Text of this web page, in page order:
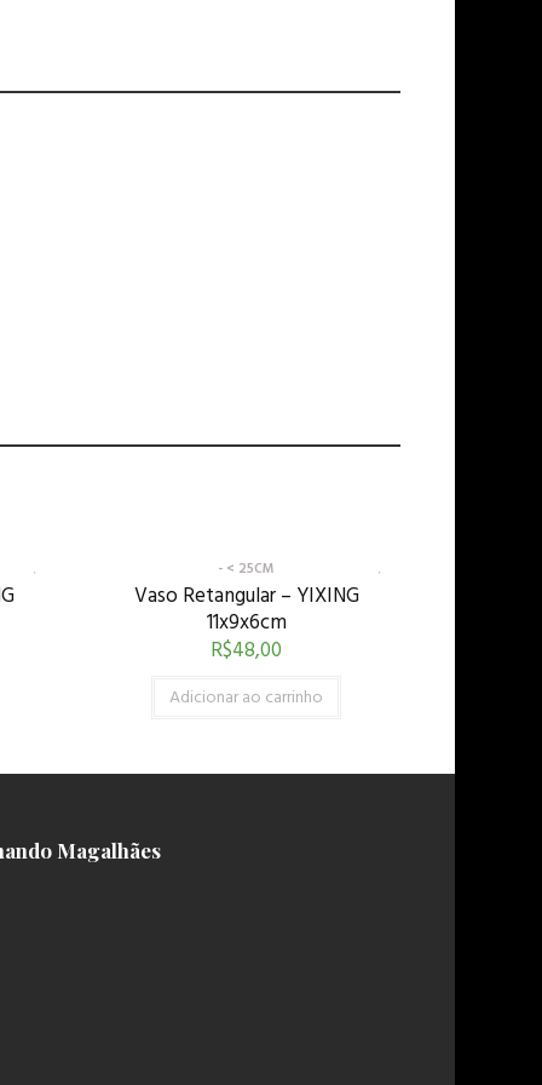
- < 25CM
Vaso Retangular – YIXING
11x9x6cm
R$48,00
Adicionar ao carrinho
Magalhães